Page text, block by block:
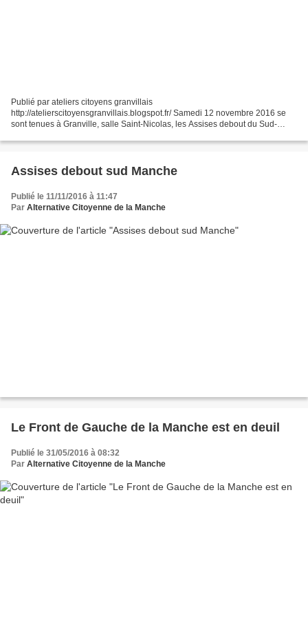
Publié par ateliers citoyens granvillais
http://atelierscitoyensgranvillais.blogspot.fr/ Samedi 12 novembre 2016 se
sont tenues à Granville, salle Saint-Nicolas, les Assises debout du Sud-
Assises debout sud Manche
Publié le 11/11/2016 à 11:47
Par Alternative Citoyenne de la Manche
Le Front de Gauche de la Manche est en deuil
Publié le 31/05/2016 à 08:32
Par Alternative Citoyenne de la Manche